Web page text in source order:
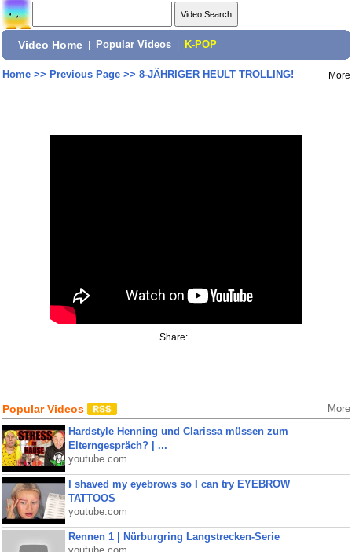
Video Home Popular Videos K-POP
Home>> Previous Page>> 8-JÄHRIGER HEULT TROLLING! More
Share:
Popular Videos More
Hardstyle Henning und Clarissa müssen zum
Elterngespräch? | ...
youtube.com
I shaved my eyebrows so I can try EYEBROW
TATTOOS
youtube.com
Rennen 1 | Nürburgring Langstrecken-Serie